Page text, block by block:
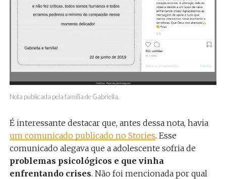
Nota publicada pela família de Gabriella.
É interessante destacar que, antes dessa nota, havia
um comunicado publicado no Stories. Esse
comunicado alegava que a adolescente sofria de
problemas psicológicos e que vinha
enfrentando crises. Não foi mencionada por qual